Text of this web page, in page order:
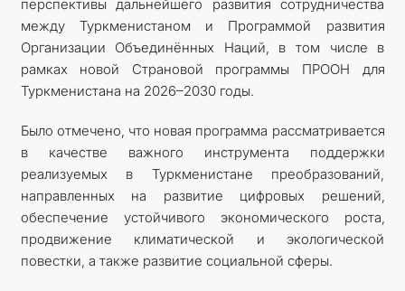
перспективы дальнейшего развития сотрудничества
между Туркменистаном и Программой развития
Организации Объединённых Наций, в том числе в
рамках новой Страновой программы ПРООН для
Туркменистана на 2026–2030 годы.
Было отмечено, что новая программа рассматривается
в качестве важного инструмента поддержки
реализуемых в Туркменистане преобразований,
направленных на развитие цифровых решений,
обеспечение устойчивого экономического роста,
продвижение климатической и экологической
повестки, а также развитие социальной сферы.